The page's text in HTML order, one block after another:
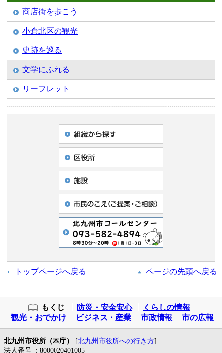
商店街を歩こう
小倉北区の観光
史跡を巡る
文学にふれる
リーフレット
トップページへ戻る ページの先頭へ戻る
もくじ 防災・安全安心
くらしの情報
観光・おでかけ
ビジネス・産業 市政情報 市の広報
北九州市役所（本庁） [北九州市役所への行き方]
法人番号 ：8000020401005